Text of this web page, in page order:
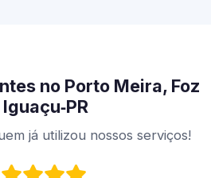
no Porto Meira, Foz
já utilizou nossos serviços!